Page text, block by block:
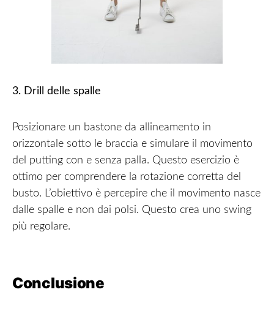
3. Drill delle spalle
Posizionare un bastone da allineamento in
orizzontale sotto le braccia e simulare il movimento
del putting con e senza palla. Questo esercizio è
ottimo per comprendere la rotazione corretta del
busto. L’obiettivo è percepire che il movimento nasce
dalle spalle e non dai polsi. Questo crea uno swing
più regolare.
Conclusione